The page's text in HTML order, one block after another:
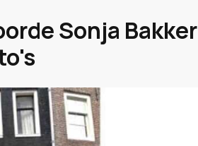
Sonja Bakker